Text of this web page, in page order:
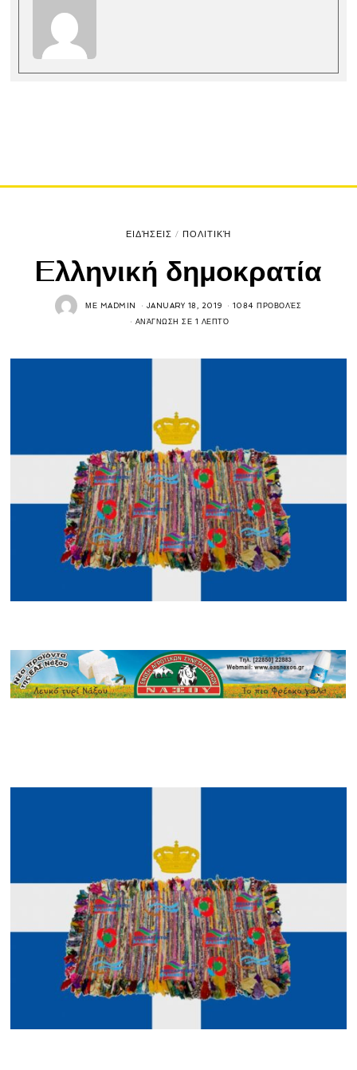
ΕΙΔΉΣΕΙΣ / ΠΟΛΙΤΙΚΉ
Eλληνική δημοκρατία
ΜΕ MADMIN JANUARY 18, 2019 1084 ΠΡΟΒΟΛΈΣ
ΑΝΆΓΝΩΣΗ ΣΕ 1 ΛΕΠΤΌ